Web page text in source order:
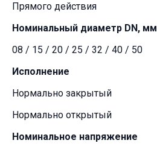
Прямого действия
Номинальный диаметр DN, мм
08 / 15 / 20 / 25 / 32 / 40 / 50
Исполнение
Нормально закрытый
Нормально открытый
Номинальное напряжение